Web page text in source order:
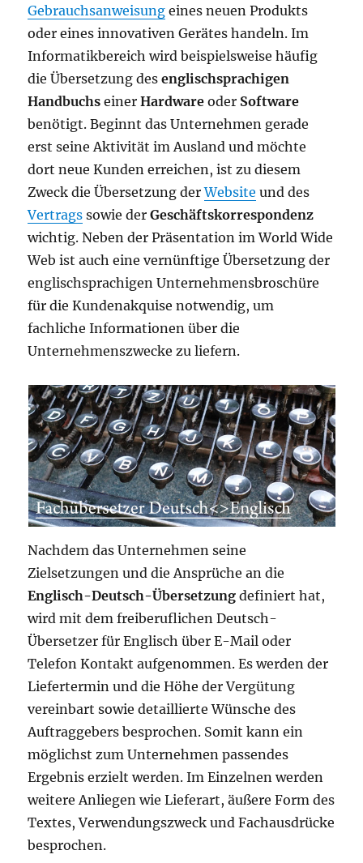
Gebrauchsanweisung eines neuen Produkts
oder eines innovativen Gerätes handeln. Im
Informatikbereich wird beispielsweise häufig
die Übersetzung desenglischsprachigen
Handbuchs einerHardware oder Software
benötigt. Beginnt das Unternehmen gerade
erst seine Aktivität im Ausland und möchte
dort neue Kunden erreichen, ist zu diesem
Zweck die Übersetzung derWebsite und des
Vertrags sowie derGeschäftskorrespondenz
wichtig. Neben der Präsentation im World Wide
Web ist auch eine vernünftige Übersetzung der
englischsprachigen Unternehmensbroschüre
für die Kundenakquise notwendig, um
fachliche Informationen über die
Unternehmenszwecke zu liefern.
Nachdem das Unternehmen seine
Zielsetzungen und die Ansprüche an die
Englisch-Deutsch-Übersetzung definiert hat,
wird mit dem freiberuflichen Deutsch-
Übersetzer für Englisch über E-Mail oder
Telefon Kontakt aufgenommen. Es werden der
Liefertermin und die Höhe der Vergütung
vereinbart sowie detaillierte Wünsche des
Auftraggebers besprochen. Somit kann ein
möglichst zum Unternehmen passendes
Ergebnis erzielt werden. Im Einzelnen werden
weitere Anliegen wie Lieferart, äußere Form des
Textes, Verwendungszweck und Fachausdrücke
besprochen.